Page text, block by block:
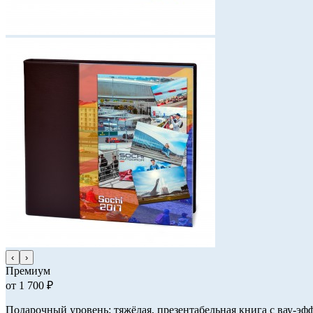
‹ ›
Премиум
от 1 700 ₽
Подарочный уровень: тяжёлая, презентабельная книга с вау-